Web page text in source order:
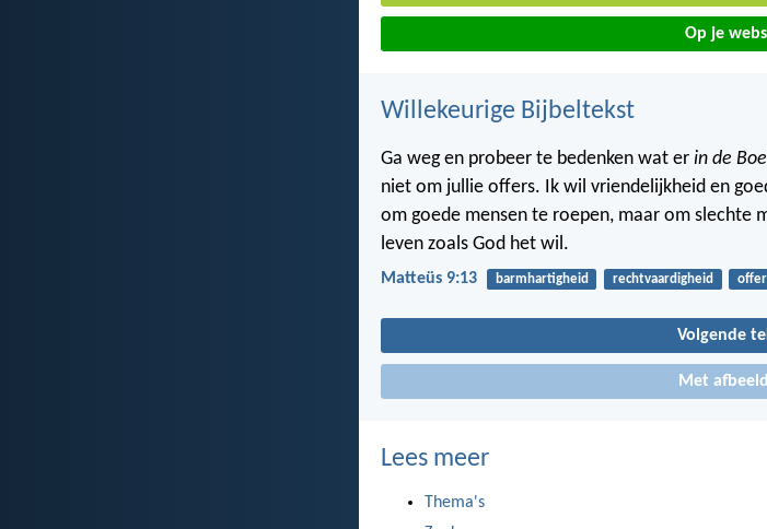
Op je
Willekeurige Bijbeltekst
Ga weg en probeer te bedenken wat er in de
niet om jullie offers. Ik wil vriendelijkheid en
om goede mensen te roepen, maar om slechte
leven zoals God het wil.
Matteüs 9:13 barmhartigheid rechtvaardigheid offer
Volgende
Met
Lees meer
Thema's